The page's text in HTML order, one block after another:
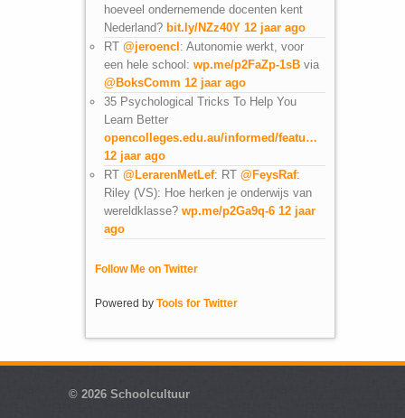
hoeveel ondernemende docenten kent
Nederland? bit.ly/NZz40Y 12 jaar ago
RT @jeroencl: Autonomie werkt, voor
een hele school: wp.me/p2FaZp-1sB via
@BoksComm 12 jaar ago
35 Psychological Tricks To Help You
Learn Better
opencolleges.edu.au/informed/featu…
12 jaar ago
RT @LerarenMetLef: RT @FeysRaf:
Riley (VS): Hoe herken je onderwijs van
wereldklasse? wp.me/p2Ga9q-6 12 jaar
ago
Follow Me on Twitter
Powered by Tools for Twitter
© 2026 Schoolcultuur